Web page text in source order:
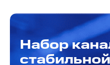
Набор